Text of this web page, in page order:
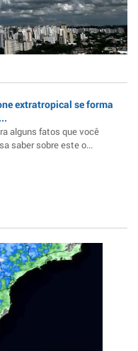
extratropical se forma
alguns fatos que você
saber sobre este o...